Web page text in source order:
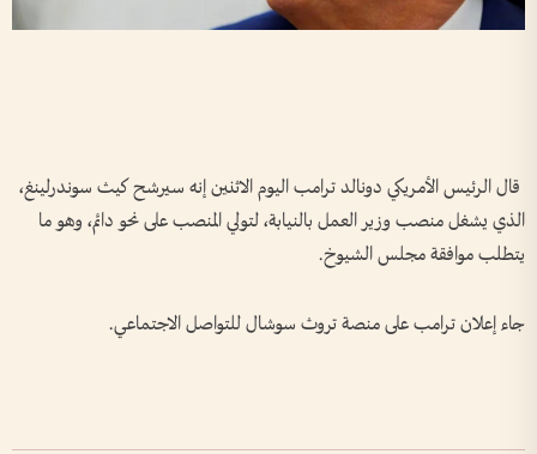
‌قال ​الرئيس الأمريكي دونالد ترامب اليوم ⁠الاثنين إنه سيرشح ‌كيث سوندرلينغ،
‌الذي يشغل ‌منصب ‌وزير العمل بالنيابة، ‌لتولي ​المنصب ‌على نحو ​دائم، ⁠وهو ​ما
⁠يتطلب موافقة ⁠مجلس الشيوخ.
جاء ⁠إعلان ترامب على منصة ‌تروث سوشال للتواصل ​الاجتماعي.